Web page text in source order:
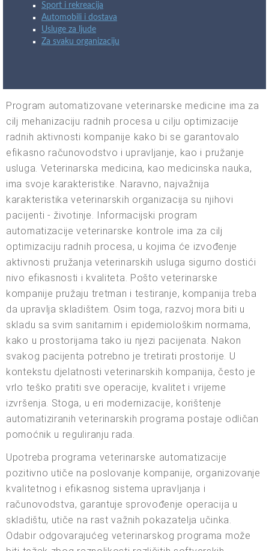
Sport i rekreacija
Automobili i dostava
Usluge za ljude
Za svaku organizaciju
Program automatizovane veterinarske medicine ima za
cilj mehanizaciju radnih procesa u cilju optimizacije
radnih aktivnosti kompanije kako bi se garantovalo
efikasno računovodstvo i upravljanje, kao i pružanje
usluga. Veterinarska medicina, kao medicinska nauka,
ima svoje karakteristike. Naravno, najvažnija
karakteristika veterinarskih organizacija su njihovi
pacijenti - životinje. Informacijski program
automatizacije veterinarske kontrole ima za cilj
optimizaciju radnih procesa, u kojima će izvođenje
aktivnosti pružanja veterinarskih usluga sigurno dostići
nivo efikasnosti i kvaliteta. Pošto veterinarske
kompanije pružaju tretman i testiranje, kompanija treba
da upravlja skladištem. Osim toga, razvoj mora biti u
skladu sa svim sanitarnim i epidemiološkim normama,
kako u prostorijama tako iu njezi pacijenata. Nakon
svakog pacijenta potrebno je tretirati prostorije. U
kontekstu djelatnosti veterinarskih kompanija, često je
vrlo teško pratiti sve operacije, kvalitet i vrijeme
izvršenja. Stoga, u eri modernizacije, korištenje
automatiziranih veterinarskih programa postaje odličan
pomoćnik u reguliranju rada.
Upotreba programa veterinarske automatizacije
pozitivno utiče na poslovanje kompanije, organizovanje
kvalitetnog i efikasnog sistema upravljanja i
računovodstva, garantuje sprovođenje operacija u
skladištu, utiče na rast važnih pokazatelja učinka.
Odabir odgovarajućeg veterinarskog programa može